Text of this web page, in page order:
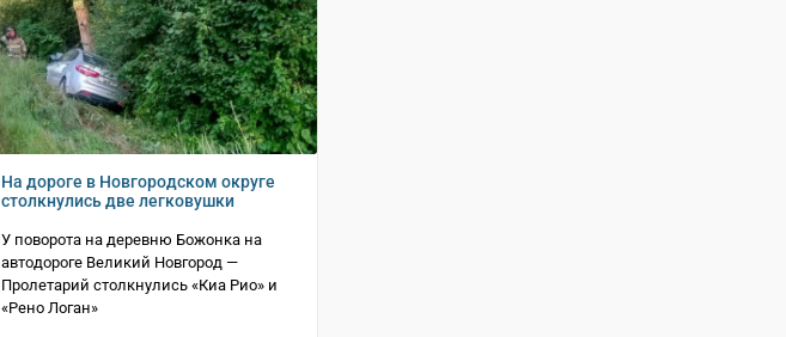
На дороге в Новгородском округе
столкнулись две легковушки
У поворота на деревню Божонка на
автодороге Великий Новгород —
Пролетарий столкнулись «Киа Рио» и
«Рено Логан»